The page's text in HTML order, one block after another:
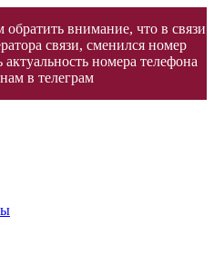
внимание, что в связи
связи, сменился номер
номера телефона
в телеграм